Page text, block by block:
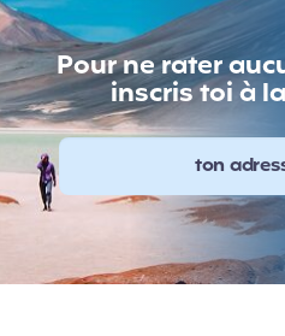
Pour ne rater
inscris toi à